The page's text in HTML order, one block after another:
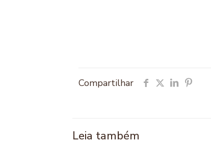
Compartilhar
Leia também